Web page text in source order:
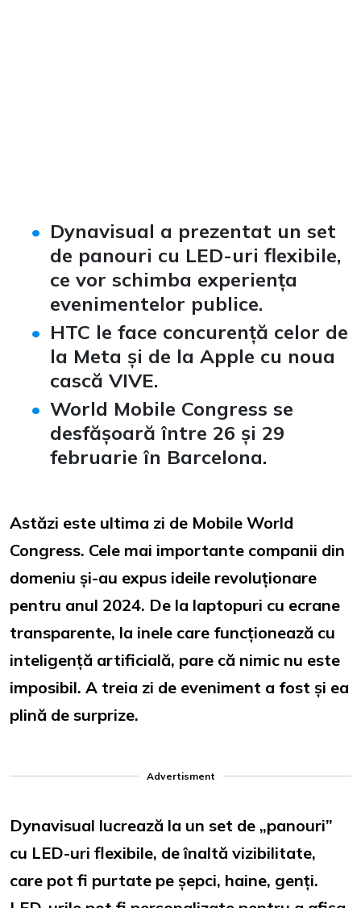
Dynavisual a prezentat un set
de panouri cu LED-uri flexibile,
ce vor schimba experiența
evenimentelor publice.
HTC le face concurență celor de
la Meta și de la Apple cu noua
cască VIVE.
World Mobile Congress se
desfășoară între 26 și 29
februarie în Barcelona.
Astăzi este ultima zi de Mobile World
Congress. Cele mai importante companii din
domeniu și-au expus ideile revoluționare
pentru anul 2024. De la laptopuri cu ecrane
transparente, la inele care funcționează cu
inteligență artificială, pare că nimic nu este
imposibil. A treia zi de eveniment a fost și ea
plină de surprize.
Advertisment
Dynavisual lucrează la un set de „panouri”
cu LED-uri flexibile, de înaltă vizibilitate,
care pot fi purtate pe șepci, haine, genți.